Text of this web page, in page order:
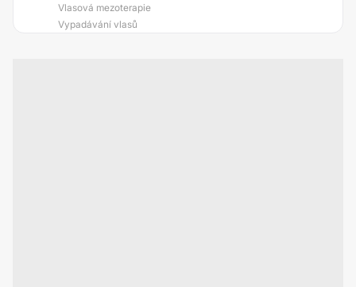
Vlasová mezoterapie
Vypadávání vlasů